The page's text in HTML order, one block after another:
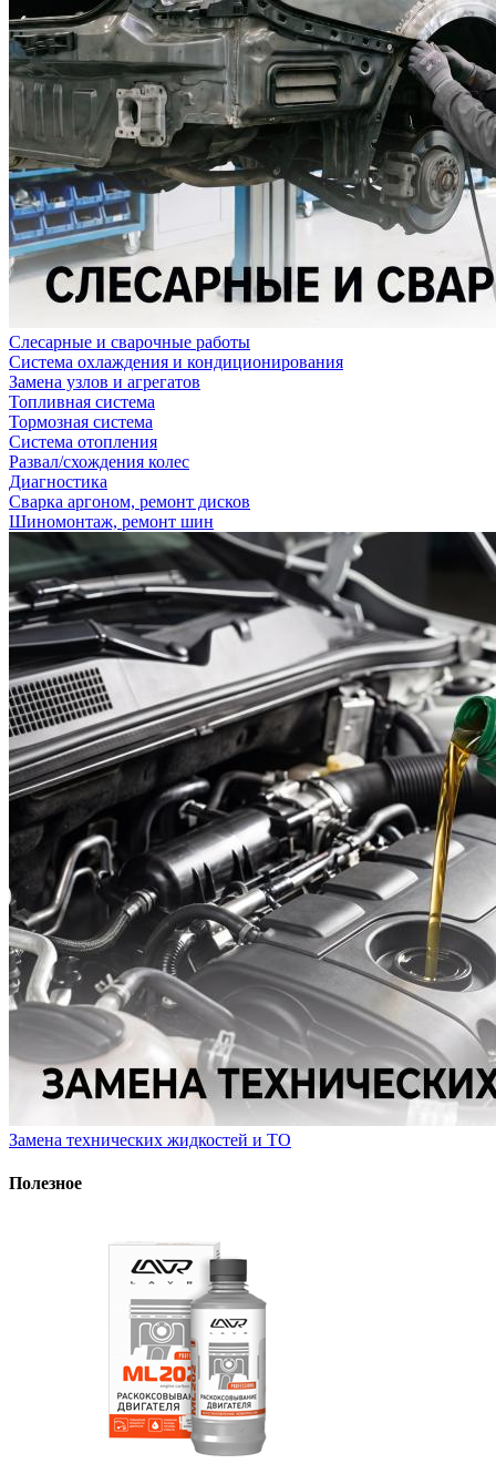
Слесарные и сварочные работы
Система охлаждения и кондиционирования
Замена узлов и агрегатов
Топливная система
Тормозная система
Система отопления
Развал/схождения колес
Диагностика
Сварка аргоном, ремонт дисков
Шиномонтаж, ремонт шин
Замена технических жидкостей и ТО
Полезное